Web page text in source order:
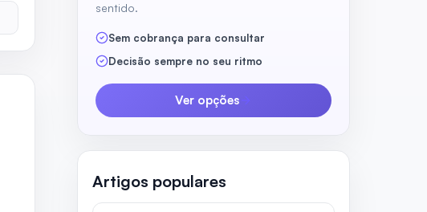
sentido.
Sem cobrança para consultar
Decisão sempre no seu ritmo
Ver opções
Artigos populares